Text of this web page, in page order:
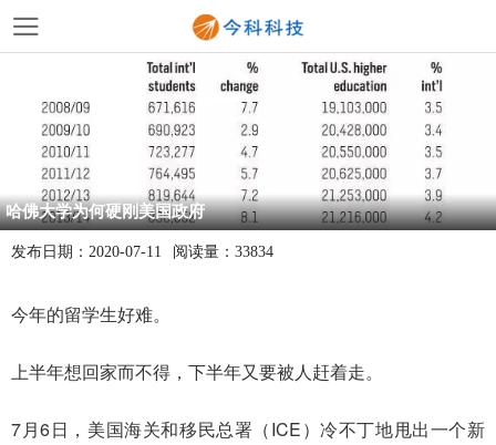
哈佛大学为何硬刚美国政府
发布日期： 2020-07-11 阅读量： 33834
今年的留学生好难。
上半年想回家而不得，下半年又要被人赶着走。
7月6日，美国海关和移民总署（ICE）冷不丁地甩出一个新